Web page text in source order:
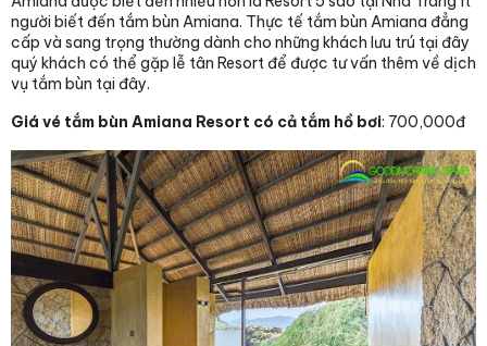
người biết đến tắm bùn Amiana. Thực tế tắm bùn Amiana đẳng
cấp và sang trọng thường dành cho những khách lưu trú tại đây
quý khách có thể gặp lễ tân Resort để được tư vấn thêm về dịch
vụ tắm bùn tại đây.
Giá vé tắm bùn Amiana Resort có cả tắm hồ bơi: 700,000đ